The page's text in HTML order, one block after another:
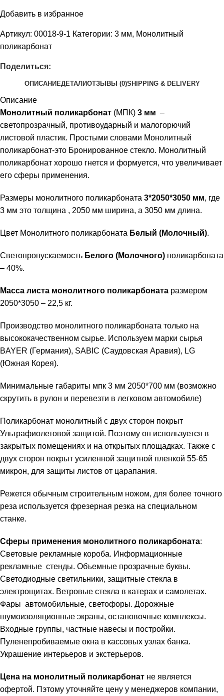
Добавить в избранное
Артикул: 00018-9-1 Категории: 3 мм, Монолитный
поликарбонат
Поделиться:
ОПИСАНИЕДЕТАЛИОТЗЫВЫ (0)SHIPPING & DELIVERY
Описание
Монолитный поликарбонат (МПК) 3 мм –
светопрозрачный, противоударный и малогорючий
листовой пластик. Простыми словами Монолитный
поликарбонат-это Бронированное стекло. Монолитный
поликарбонат хорошо гнется и формуется, что увеличивает
его сферы применения.
Размеры монолитного поликарбоната 3*2050*3050 мм, где
3 мм это толщина , 2050 мм ширина, а 3050 мм длина.
Цвет Монолитного поликарбоната Белый (Молочный).
Светопропускаемость Белого (Молочного) поликарбоната
– 40%.
Масса листа монолитного поликарбоната размером
2050*3050 – 22,5 кг.
Производство монолитного поликарбоната только на
высококачественном сырье. Используем марки сырья
BAYER (Германия), SABIC (Саудовская Аравия), LG
(Южная Корея).
Минимальные габариты мпк 3 мм 2050*700 мм (возможно
скрутить в рулон и перевезти в легковом автомобиле)
Поликарбонат монолитный с двух сторон покрыт
Ультрафиолетовой защитой. Поэтому он используется в
закрытых помещениях и на открытых площадках. Также с
двух сторон покрыт усиленной защитной пленкой 55-65
микрон, для защиты листов от царапания.
Режется обычным строительным ножом, для более точного
реза используется фрезерная резка на специальном
станке.
Сферы применения монолитного поликарбоната:
Световые рекламные короба. Информационные
рекламные стенды. Объемные прозрачные буквы.
Светодиодные светильники, защитные стекла в
электрощитах. Ветровые стекла в катерах и самолетах.
Фары автомобильные, светофоры. Дорожные
шумоизоляционные экраны, остановочные комплексы.
Входные группы, частные навесы и постройки.
Пуленепробиваемые окна в кассовых узлах банка.
Украшение интерьеров и экстерьеров.
Цена на монолитный поликарбонат не является
офертой. Пэтому уточняйте цену у менеджеров компании,